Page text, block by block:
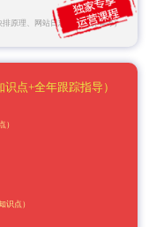
）
实操